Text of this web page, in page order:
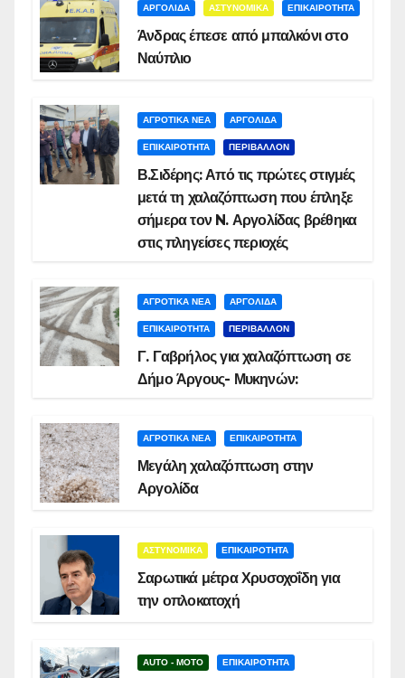
ΑΡΓΟΛΙΔΑ ΑΣΤΥΝΟΜΙΚΑ ΕΠΙΚΑΙΡΟΤΗΤΑ
Άνδρας έπεσε από μπαλκόνι στο
Ναύπλιο
ΑΓΡΟΤΙΚΑ ΝΕΑ ΑΡΓΟΛΙΔΑ
ΕΠΙΚΑΙΡΟΤΗΤΑ ΠΕΡΙΒΑΛΛΟΝ
Β.Σιδέρης: Από τις πρώτες στιγμές
μετά τη χαλαζόπτωση που έπληξε
σήμερα τον N. Αργολίδας βρέθηκα
στις πληγείσες περιοχές
ΑΓΡΟΤΙΚΑ ΝΕΑ ΑΡΓΟΛΙΔΑ
ΕΠΙΚΑΙΡΟΤΗΤΑ ΠΕΡΙΒΑΛΛΟΝ
Γ. Γαβρήλος για χαλαζόπτωση σε
Δήμο Άργους- Μυκηνών:
ΑΓΡΟΤΙΚΑ ΝΕΑ ΕΠΙΚΑΙΡΟΤΗΤΑ
Μεγάλη χαλαζόπτωση στην
Αργολίδα
ΑΣΤΥΝΟΜΙΚΑ ΕΠΙΚΑΙΡΟΤΗΤΑ
Σαρωτικά μέτρα Χρυσοχοΐδη για
την οπλοκατοχή
AUTO - MOTO ΕΠΙΚΑΙΡΟΤΗΤΑ